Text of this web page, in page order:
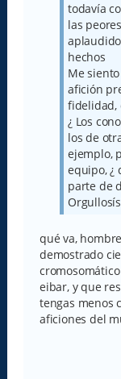
todavía
las
hechos
Me
afición
fidelidad,
¿ Los
los de
ejemplo,
equipo, ¿
parte de
qué va,
demostrado
eibar, y que
tengas menos
aficiones del